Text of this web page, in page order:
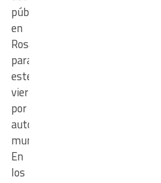
pública,
en
Rosario,
para
este
viernes,
por
autonomía
municipal.
En
los